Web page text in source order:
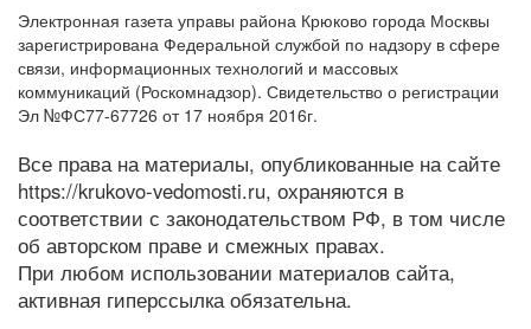
Электронная газета управы района Крюково города Москвы
зарегистрирована Федеральной службой по надзору в сфере
связи, информационных технологий и массовых
коммуникаций (Роскомнадзор). Свидетельство о регистрации
Эл №ФС77-67726 от 17 ноября 2016г.
Все права на материалы, опубликованные на сайте
https://krukovo-vedomosti.ru, охраняются в
соответствии с законодательством РФ, в том числе
об авторском праве и смежных правах.
При любом использовании материалов сайта,
активная гиперссылка обязательна.